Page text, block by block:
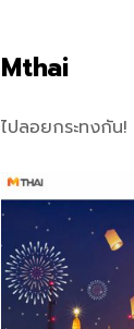
Mthai
ไปลอยกระทงกัน!